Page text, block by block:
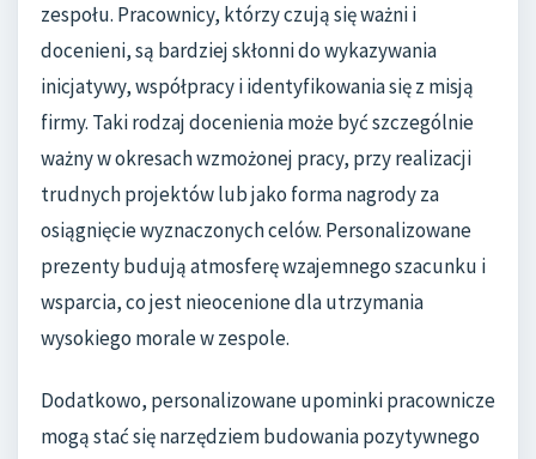
zespołu. Pracownicy, którzy czują się ważni i
docenieni, są bardziej skłonni do wykazywania
inicjatywy, współpracy i identyfikowania się z misją
firmy. Taki rodzaj docenienia może być szczególnie
ważny w okresach wzmożonej pracy, przy realizacji
trudnych projektów lub jako forma nagrody za
osiągnięcie wyznaczonych celów. Personalizowane
prezenty budują atmosferę wzajemnego szacunku i
wsparcia, co jest nieocenione dla utrzymania
wysokiego morale w zespole.
Dodatkowo, personalizowane upominki pracownicze
mogą stać się narzędziem budowania pozytywnego